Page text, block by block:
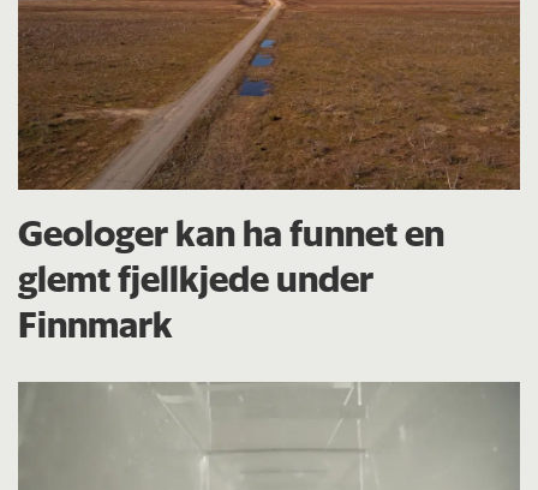
Geologer kan ha funnet en
glemt fjellkjede under
Finnmark